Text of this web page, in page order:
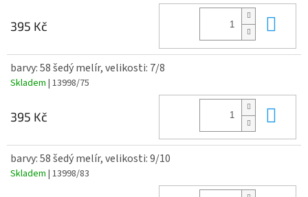
395 Kč
barvy: 58 šedý melír, velikosti: 7/8
Skladem | 13998/75
395 Kč
barvy: 58 šedý melír, velikosti: 9/10
Skladem | 13998/83